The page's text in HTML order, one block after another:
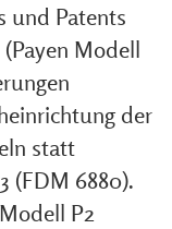
und Patents
Modell
der
statt
(FDM 6880).
P2